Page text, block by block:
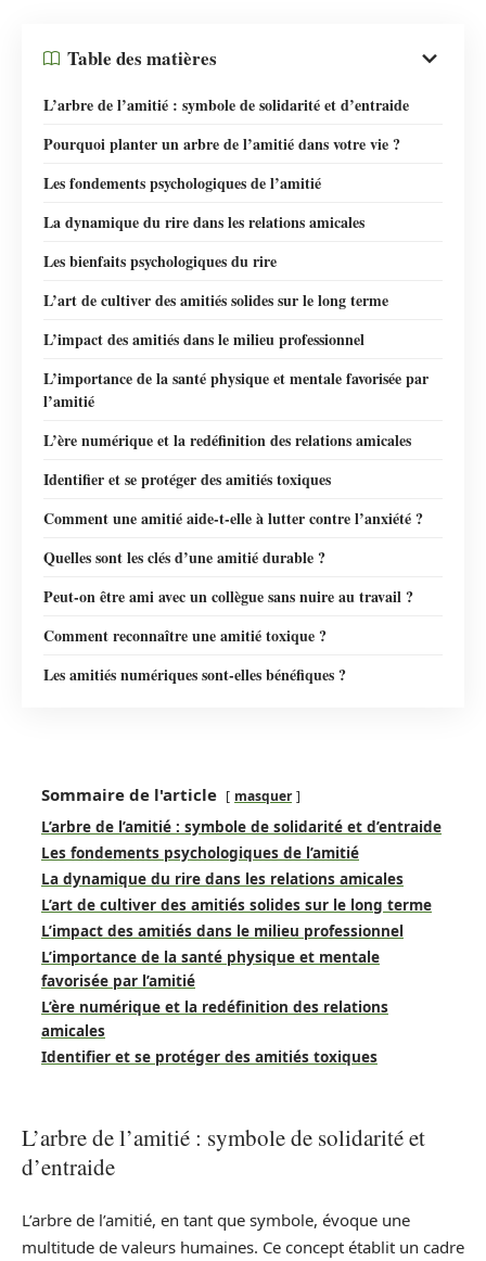
Table des matières
L’arbre de l’amitié : symbole de solidarité et d’entraide
Pourquoi planter un arbre de l’amitié dans votre vie ?
Les fondements psychologiques de l’amitié
La dynamique du rire dans les relations amicales
Les bienfaits psychologiques du rire
L’art de cultiver des amitiés solides sur le long terme
L’impact des amitiés dans le milieu professionnel
L’importance de la santé physique et mentale favorisée par
l’amitié
L’ère numérique et la redéfinition des relations amicales
Identifier et se protéger des amitiés toxiques
Comment une amitié aide-t-elle à lutter contre l’anxiété ?
Quelles sont les clés d’une amitié durable ?
Peut-on être ami avec un collègue sans nuire au travail ?
Comment reconnaître une amitié toxique ?
Les amitiés numériques sont-elles bénéfiques ?
Sommaire de l'article masquer
L’arbre de l’amitié : symbole de solidarité et d’entraide
Les fondements psychologiques de l’amitié
La dynamique du rire dans les relations amicales
L’art de cultiver des amitiés solides sur le long terme
L’impact des amitiés dans le milieu professionnel
L’importance de la santé physique et mentale
favorisée par l’amitié
L’ère numérique et la redéfinition des relations
amicales
Identifier et se protéger des amitiés toxiques
L’arbre de l’amitié : symbole de solidarité et
d’entraide
L’arbre de l’amitié, en tant que symbole, évoque une
multitude de valeurs humaines. Ce concept établit un cadre